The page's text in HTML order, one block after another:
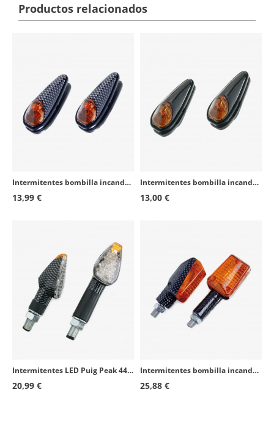
Productos relacionados
Intermitentes bombilla incandescente Puig Speed 1077T Carbono
13,99 €
Intermitentes bombilla incandescente Puig Speed 2546T Negro
13,00 €
Intermitentes LED Puig Peak 4494C Carbono
20,99 €
Intermitentes bombilla incandescente Puig Mini 4043C Carbono
25,88 €